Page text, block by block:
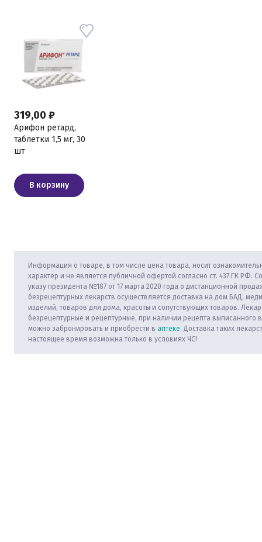
319,00 ₽
Арифон ретард,
таблетки 1,5 мг, 30
шт
В корзину
Информация о товаре, в том числе цена товара, носит
характер и не является публичной офертой согласно ст. 437 ГК РФ.
указу президента №187 от 17 марта 2020 года о дистанционной
безрецептурных лекарств осуществляется доставка на дом БАД,
изделий, товаров для дома, красоты и сопутствующих товаров.
безрецептурные и рецептурные, при наличии рецепта выписанного
можно забронировать и приобрести в аптеке. Доставка таких
настоящее время возможна только в условиях ЧС!